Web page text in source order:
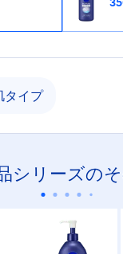
タイプ
シリーズの